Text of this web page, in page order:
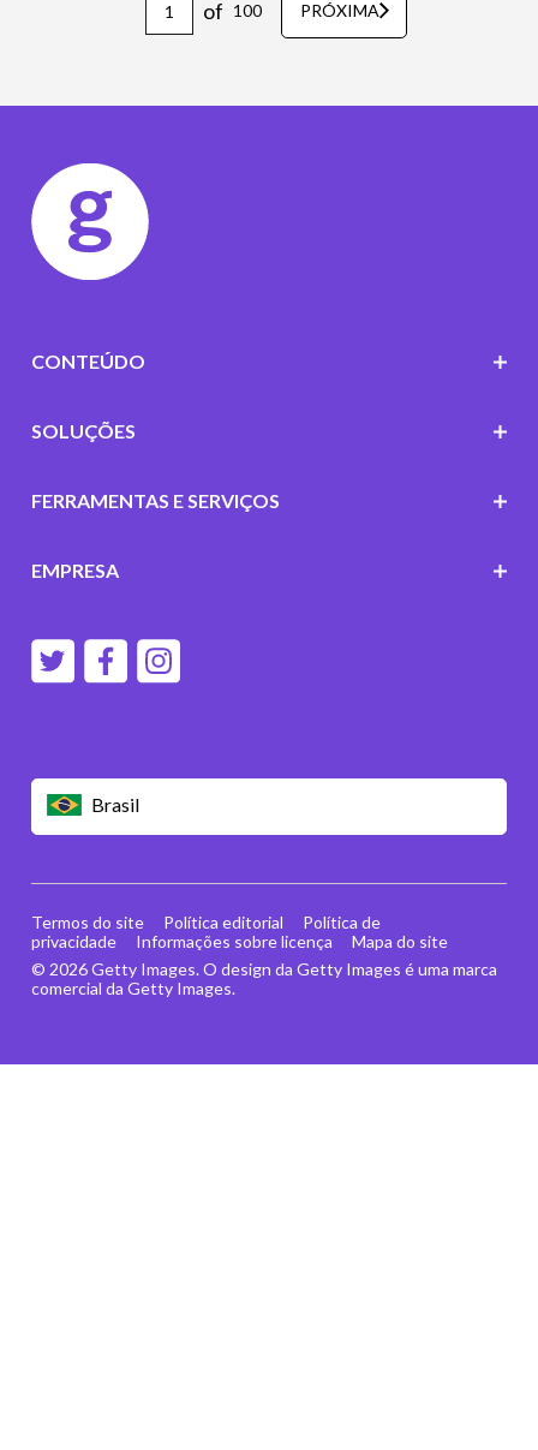
of 100 PRÓXIMA
Brasil
CONTEÚDO
SOLUÇÕES
FERRAMENTAS E SERVIÇOS
EMPRESA
© 2026 Getty Images. O design da Getty Images é uma marca
comercial da Getty Images.
Termos do site Política editorial
Política de
privacidade
Informações sobre licença Mapa do site